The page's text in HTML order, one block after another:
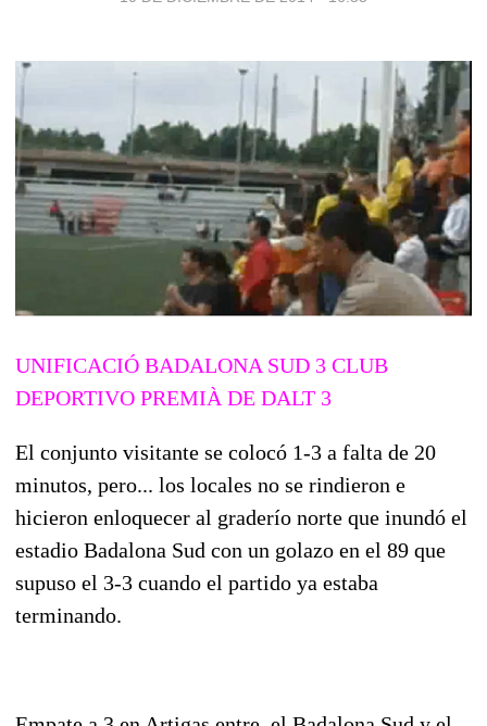
UNIFICACIÓ BADALONA SUD 3 CLUB
DEPORTIVO PREMIÀ DE DALT 3
El conjunto visitante se colocó 1-3 a falta de 20
minutos, pero... los locales no se rindieron e
hicieron enloquecer al graderío norte que inundó el
estadio Badalona Sud con un golazo en el 89 que
supuso el 3-3 cuando el partido ya estaba
terminando.